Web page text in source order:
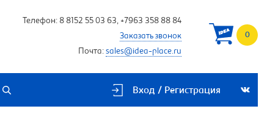
Телефон: 8 8152 55 03 63, +7963 358 88 84
Заказать звонок
Почта: sales@idea-place.ru
0
Вход / Регистрация